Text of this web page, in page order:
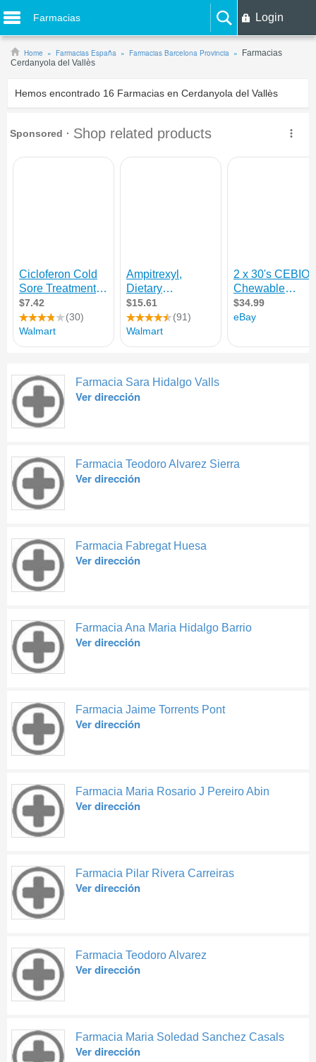
Farmacias Login
Home Farmacias España Farmacias Barcelona Provincia
Farmacias
Cerdanyola del Vallès
Hemos encontrado 16 Farmacias en Cerdanyola del Vallès
Farmacia Sara Hidalgo Valls
Ver dirección
Farmacia Teodoro Alvarez Sierra
Ver dirección
Farmacia Fabregat Huesa
Ver dirección
Farmacia Ana Maria Hidalgo Barrio
Ver dirección
Farmacia Jaime Torrents Pont
Ver dirección
Farmacia Maria Rosario J Pereiro Abin
Ver dirección
Farmacia Pilar Rivera Carreiras
Ver dirección
Farmacia Teodoro Alvarez
Ver dirección
Farmacia Maria Soledad Sanchez Casals
Ver dirección